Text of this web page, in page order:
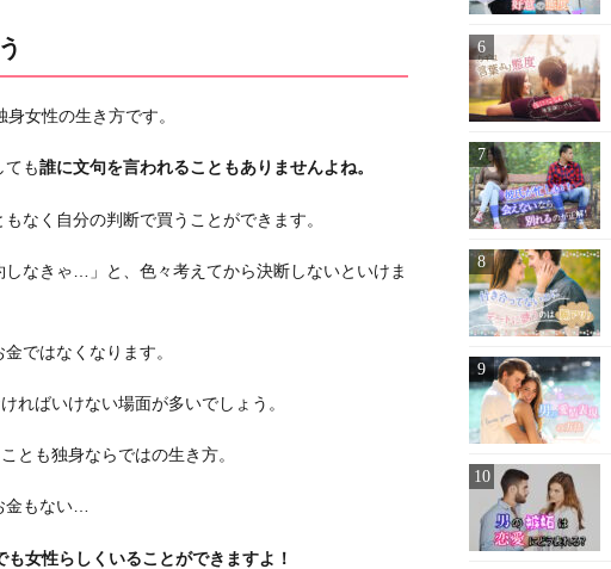
女性の生き方です。
ても誰に文句を言われることもありませんよね。
なく自分の判断で買うことができます。
なきゃ…」と、色々考えてから決断しないといけま
ではなくなります。
ればいけない場面が多いでしょう。
とも独身ならではの生き方。
金もない…
女性らしくいることができますよ！